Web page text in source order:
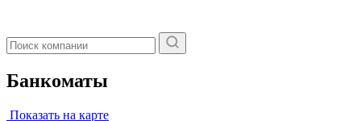
Банкоматы
Показать на карте